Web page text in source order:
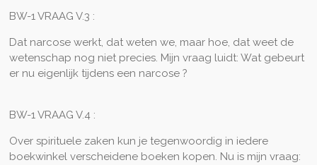
BW-1 VRAAG V.3 :
Dat narcose werkt, dat weten we, maar hoe, dat weet de
wetenschap nog niet precies. Mijn vraag luidt: Wat gebeurt
er nu eigenlijk tijdens een narcose ?
BW-1 VRAAG V.4 :
Over spirituele zaken kun je tegenwoordig in iedere
boekwinkel verscheidene boeken kopen. Nu is mijn vraag: